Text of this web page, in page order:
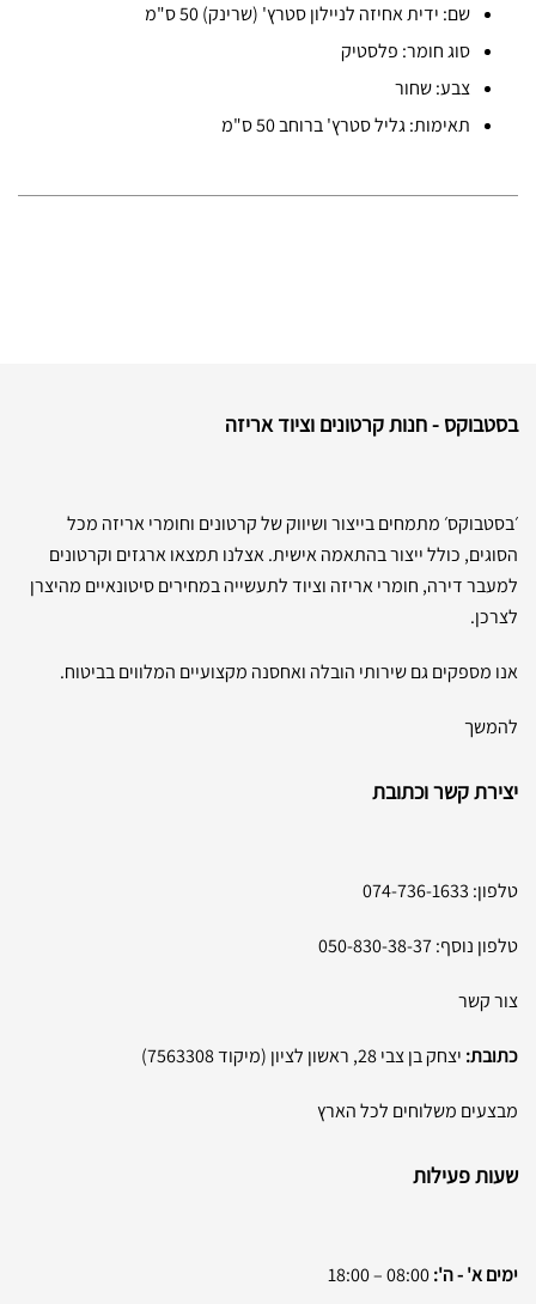
שם: ידית אחיזה לניילון סטרץ' (שרינק) 50 ס"מ
סוג חומר: פלסטיק
צבע: שחור
תאימות: גליל סטרץ' ברוחב 50 ס"מ
בסטבוקס - חנות קרטונים וציוד אריזה
׳בסטבוקס׳ מתמחים בייצור ושיווק של קרטונים וחומרי אריזה מכל
הסוגים, כולל ייצור בהתאמה אישית. אצלנו תמצאו ארגזים וקרטונים
למעבר דירה, חומרי אריזה וציוד לתעשייה במחירים סיטונאיים מהיצרן
לצרכן.
אנו מספקים גם שירותי הובלה ואחסנה מקצועיים המלווים בביטוח.
להמשך
יצירת קשר וכתובת
טלפון: 074-736-1633
טלפון נוסף:050-830-38-37
צור קשר
כתובת: יצחק בן צבי 28, ראשון לציון (מיקוד 7563308)
מבצעים משלוחים לכל הארץ
שעות פעילות
ימים א' - ה':